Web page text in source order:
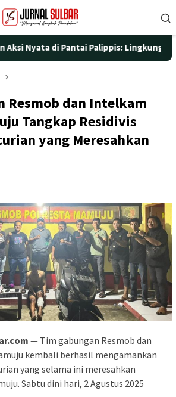
di Pantai Palippis: Lingkungan dan
Resmob dan Intelkam
Tangkap Residivis
yang Meresahkan
— Tim gabungan Resmob dan
kembali berhasil mengamankan
yang selama ini meresahkan
Sabtu dini hari, 2 Agustus 2025